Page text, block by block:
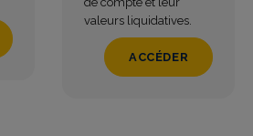
valeurs liquidatives.
ACCÉDER